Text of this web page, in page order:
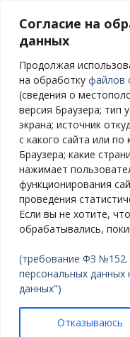
Согласие на
данных
Продолжая
на обработку файлов
(сведения о
версия Браузера; тип
экрана; источник
с какого сайта или
Браузера; какие
нажимает
функционирования
проведения
Если вы не хотите,
обрабатывались,
(требование ФЗ №152.
персональных данных
данных")
Отказываюсь
Сайт разработан в
с требованиями
от 11.12.2018
Требования к
образовательной
и формату
утверждены Приказом
Разработано:
Работает на